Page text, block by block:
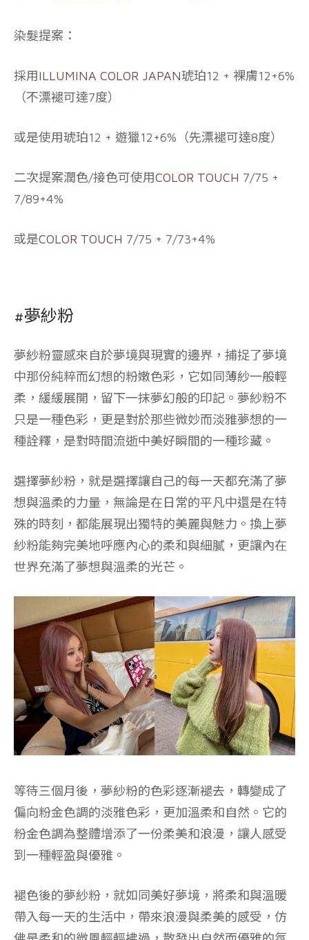
染髮提案：
採用ILLUMINA COLOR JAPAN琥珀12 + 裸膚12+6%
（不漂褪可達7度）
或是使用琥珀12 + 遊獵12+6%（先漂褪可達8度）
二次提案潤色/接色可使用COLOR TOUCH 7/75 +
7/89+4%
或是COLOR TOUCH 7/75 + 7/73+4%
#夢紗粉
夢紗粉靈感來自於夢境與現實的邊界，捕捉了夢境
中那份純粹而幻想的粉嫩色彩，它如同薄紗一般輕
柔，緩緩展開，留下一抹夢幻般的印記。夢紗粉不
只是一種色彩，更是對於那些微妙而淡雅夢想的一
種詮釋，是對時間流逝中美好瞬間的一種珍藏。
選擇夢紗粉，就是選擇讓自己的每一天都充滿了夢
想與溫柔的力量，無論是在日常的平凡中還是在特
殊的時刻，都能展現出獨特的美麗與魅力。換上夢
紗粉能夠完美地呼應內心的柔和與細膩，更讓內在
世界充滿了夢想與溫柔的光芒。
等待三個月後，夢紗粉的色彩逐漸褪去，轉變成了
偏向粉金色調的淡雅色彩，更加溫柔和自然。它的
粉金色調為整體增添了一份柔美和浪漫，讓人感受
到一種輕盈與優雅。
褪色後的夢紗粉，就如同美好夢境，將柔和與溫暖
帶入每一天的生活中，帶來浪漫與柔美的感受，仿